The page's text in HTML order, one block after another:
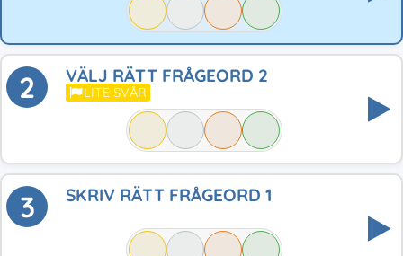
2 VÄLJ RÄTT FRÅGEORD 2
LITE SVÅR
3 SKRIV RÄTT FRÅGEORD 1